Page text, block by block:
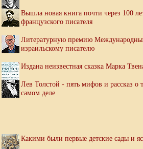
Вышла новая книга почти через 100
французского писателя
Литературную премию
израильскому писателю
Издана неизвестная сказка Марка
Лев Толстой - пять мифов и рассказ о
самом деле
Какими были первые детские сады и